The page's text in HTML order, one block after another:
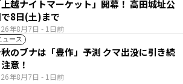
年8月7日 - 1日前
上越ナイトマーケット」開幕！ 高田城址公
8日(土)まで
ュース
年8月7日 - 1日前
のブナは「豊作」予測 クマ出没に引き続
意！